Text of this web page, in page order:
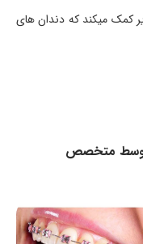
کمک میکند که دندان های
توسط متخصص